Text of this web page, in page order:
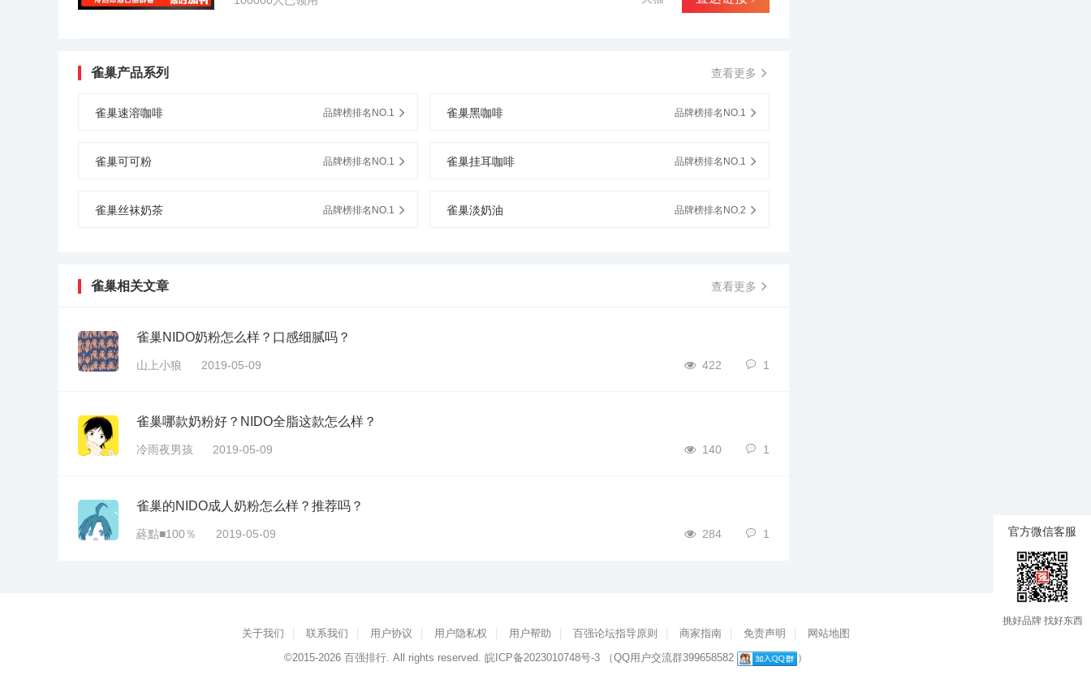
雀巢产品系列 查看更多
雀巢速溶咖啡 品牌榜排名NO.1 雀巢黑咖啡 品牌榜排名NO.1
雀巢可可粉 品牌榜排名NO.1 雀巢挂耳咖啡 品牌榜排名NO.1
雀巢丝袜奶茶 品牌榜排名NO.1 雀巢淡奶油 品牌榜排名NO.2
雀巢相关文章 查看更多
雀巢NIDO奶粉怎么样？口感细腻吗？
山上小狼 2019-05-09 422 1
雀巢哪款奶粉好？NIDO全脂这款怎么样？
冷雨夜男孩 2019-05-09 140 1
雀巢的NIDO成人奶粉怎么样？推荐吗？
蔠點■100％ 2019-05-09 284 1
关于我们 联系我们 用户协议 用户隐私权 用户帮助 百强论坛指导原则 商家指南 免责声明
网站地图
©2015-2026 百强排行. All rights reserved. 皖ICP备2023010748号-3（QQ用户交流群399658582 ）
官方微信客服
挑好品牌 找好东西